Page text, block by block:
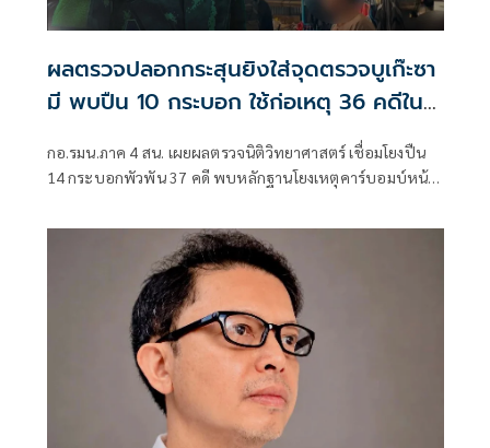
ผลตรวจปลอกกระสุนยิงใส่จุดตรวจบูเก๊ะซา
มี พบปืน 10 กระบอก ใช้ก่อเหตุ 36 คดีใน
กอ.รมน.ภาค 4 สน. เผยผลตรวจนิติวิทยาศาสตร์ เชื่อมโยงปืน
14 กระบอกพัวพัน 37 คดี พบหลักฐานโยงเหตุคาร์บอมบ์หน้า